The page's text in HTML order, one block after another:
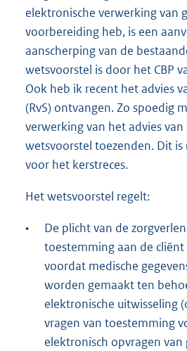
elektronische verwerking van
voorbereiding heb, is een
aanscherping van de
wetsvoorstel is door het CBP
Ook heb ik recent het advies
(RvS) ontvangen. Zo spoedig
verwerking van het advies van
wetsvoorstel toezenden. Dit
voor het kerstreces.
Het wetsvoorstel regelt:
•
De plicht van de
toestemming aan de cliënt
voordat medische
worden gemaakt ten
elektronische uitwisseling
vragen van toestemming
elektronisch opvragen van